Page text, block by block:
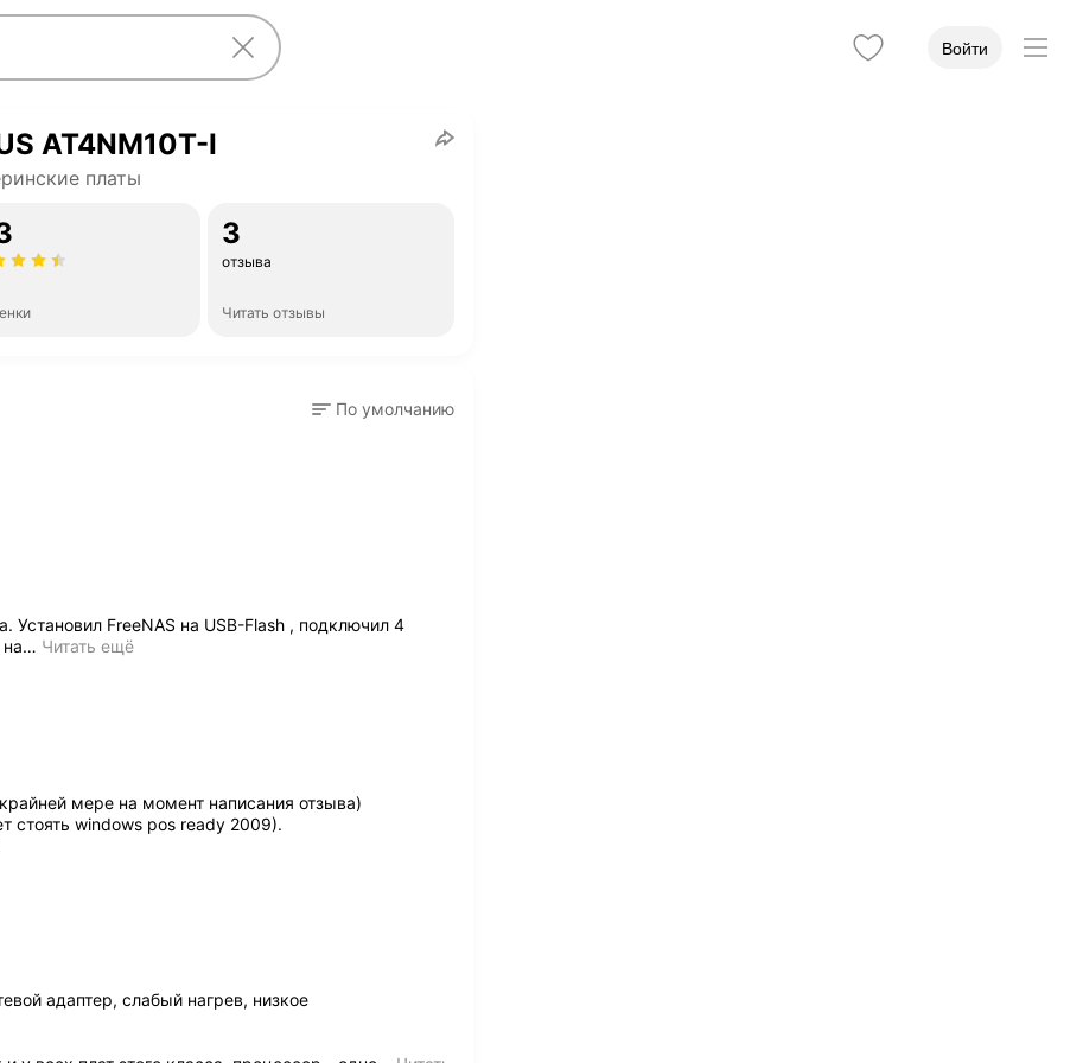
Войти
AT4NM10T-I
платы
3
отзыва
Читать отзывы
По умолчанию
Установил FreeNAS на USB-Flash , подключил 4
… Читать ещё
мере на момент написания отзыва)
стоять windows pos ready 2009).
адаптер, слабый нагрев, низкое